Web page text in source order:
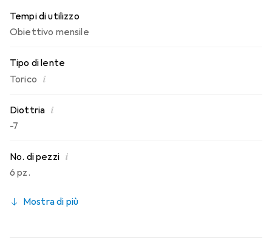
Tempi di utilizzo
Obiettivo mensile
Tipo di lente
Torico i
Diottria i
-7
No. di pezzi i
6 pz.
Mostra di più